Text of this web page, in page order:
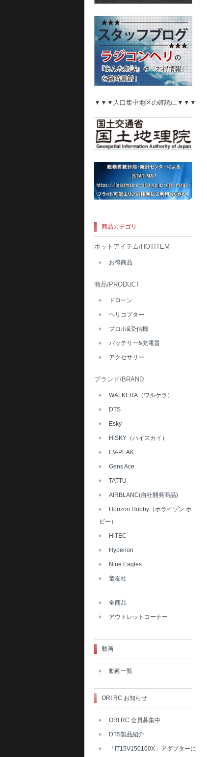
▼▼▼人口集中地区の確認に▼▼▼
商品カテゴリ
ホットアイテム/HOTITEM
お得商品
商品/PRODUCT
ドローン
ヘリコプター
プロポ&受信機
バッテリー&充電器
アクセサリー
ブランド/BRAND
WALKERA（ワルケラ）
DTS
Esky
HiSKY（ハイスカイ）
EV-PEAK
Gens Ace
TATTU
AIRBLANC(自社開発商品)
Horizon Hobby（ホライゾン ホ
ビー）
HiTEC
Hyperion
Nine Eagles
童友社
全商品
アウトレットコーナー
動画
動画一覧
ORI RC お知らせ
ORI RC 会員募集中
DTS製品紹介
「IT15V150100X」アダプターに